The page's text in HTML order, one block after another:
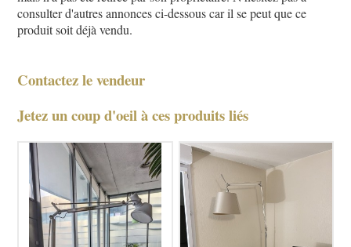
consulter d'autres annonces ci-dessous car il se peut que ce
produit soit déjà vendu.
Contactez le vendeur
Jetez un coup d'oeil à ces produits liés